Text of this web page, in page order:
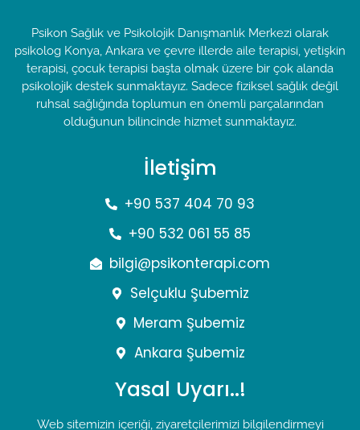
Psikon Sağlık ve Psikolojik Danışmanlık Merkezi olarak
psikolog Konya, Ankara ve çevre illerde aile terapisi, yetişkin
terapisi, çocuk terapisi başta olmak üzere bir çok alanda
psikolojik destek sunmaktayız. Sadece fiziksel sağlık değil
ruhsal sağlığında toplumun en önemli parçalarından
olduğunun bilincinde hizmet sunmaktayız.
İletişim
+90 537 404 70 93
+90 532 061 55 85
bilgi@psikonterapi.com
Selçuklu Şubemiz
Meram Şubemiz
Ankara Şubemiz
Yasal Uyarı..!
Web sitemizin içeriği, ziyaretçilerimizi bilgilendirmeyi